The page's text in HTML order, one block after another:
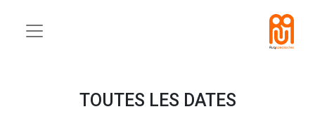
TOUTES LES DATES